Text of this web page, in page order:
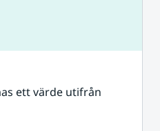
ett värde utifrån